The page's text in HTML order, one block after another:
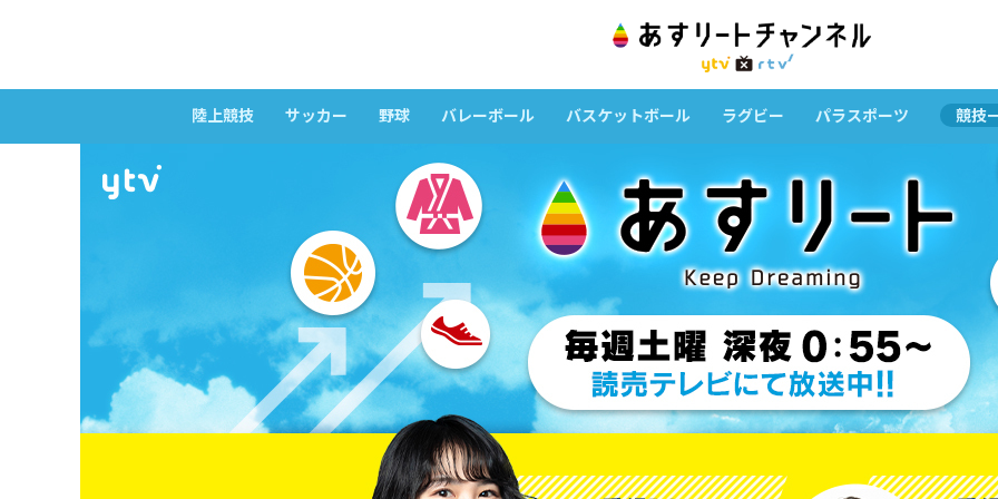
陸上競技 サッカー 野球 バレーボール バスケットボール ラグビー パラスポーツ 競技